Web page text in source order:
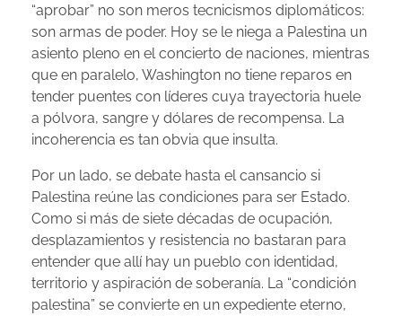
“aprobar” no son meros tecnicismos diplomáticos:
son armas de poder. Hoy se le niega a Palestina un
asiento pleno en el concierto de naciones, mientras
que en paralelo, Washington no tiene reparos en
tender puentes con líderes cuya trayectoria huele
a pólvora, sangre y dólares de recompensa. La
incoherencia es tan obvia que insulta.
Por un lado, se debate hasta el cansancio si
Palestina reúne las condiciones para ser Estado.
Como si más de siete décadas de ocupación,
desplazamientos y resistencia no bastaran para
entender que allí hay un pueblo con identidad,
territorio y aspiración de soberanía. La “condición
palestina” se convierte en un expediente eterno,